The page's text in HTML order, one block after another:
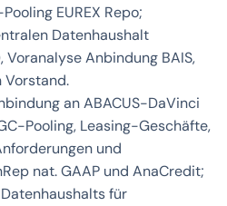
EUREX Repo;
Datenhaushalt
Anbindung BAIS,
an ABACUS-DaVinci
Pooling, Leasing-Geschäfte,
und
nat. GAAP und AnaCredit;
für